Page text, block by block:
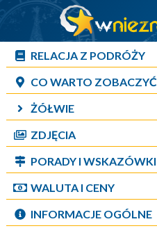
RELACJA Z PODRÓŻY
CO WARTO ZOBACZYĆ
ŻÓŁWIE
ZDJĘCIA
PORADY I WSKAZÓWKI
WALUTA I CENY
INFORMACJE OGÓLNE